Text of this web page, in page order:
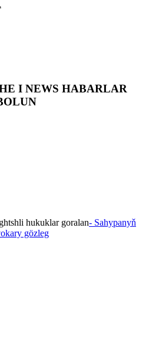
I NEWS HABARLAR
hukuklar goralan- Sahypanyň
gözleg